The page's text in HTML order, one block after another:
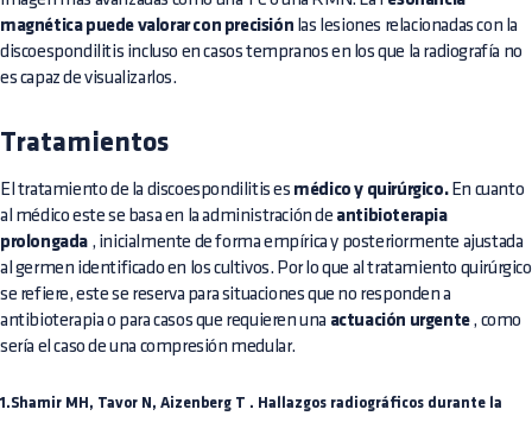
magnética puede valorar con precisión las lesiones relacionadas con la
discoespondilitis incluso en casos tempranos en los que la radiografía no
es capaz de visualizarlos.
Tratamientos
El tratamiento de la discoespondilitis es médico y quirúrgico.En cuanto
al médico este se basa en la administración de antibioterapia
prolongada , inicialmente de forma empírica y posteriormente ajustada
al germen identificado en los cultivos. Por lo que al tratamiento quirúrgico
se refiere, este se reserva para situaciones que no responden a
antibioterapia o para casos que requieren una actuación urgente, como
sería el caso de una compresión medular.
1.Shamir MH, Tavor N, Aizenberg T . Hallazgos radiográficos durante la